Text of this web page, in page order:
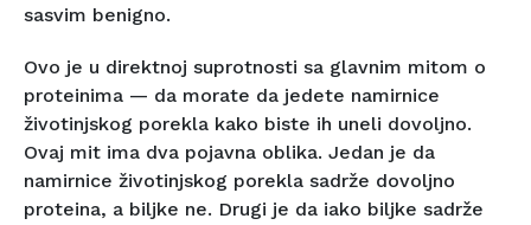
sasvim benigno.
Ovo je u direktnoj suprotnosti sa glavnim mitom o
proteinima — da morate da jedete namirnice
životinjskog porekla kako biste ih uneli dovoljno.
Ovaj mit ima dva pojavna oblika. Jedan je da
namirnice životinjskog porekla sadrže dovoljno
proteina, a biljke ne. Drugi je da iako biljke sadrže